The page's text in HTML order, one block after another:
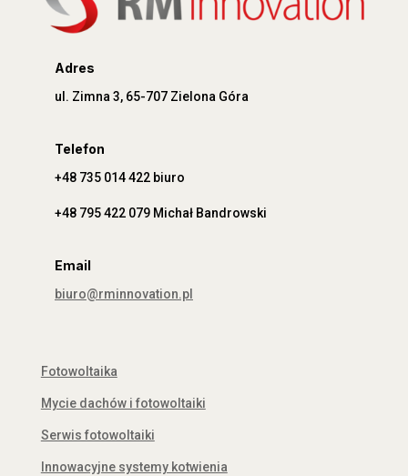
Adres
ul. Zimna 3, 65-707 Zielona Góra
Telefon
+48 735 014 422 biuro
+48 795 422 079 Michał Bandrowski
Email
biuro@rminnovation.pl
Fotowoltaika
Mycie dachów i fotowoltaiki
Serwis fotowoltaiki
Innowacyjne systemy kotwienia